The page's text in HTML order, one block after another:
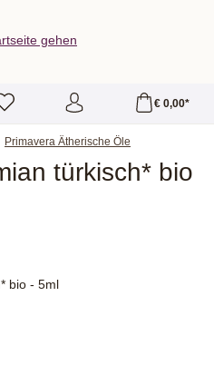
€ 0,00*
Primavera Ätherische Öle
türkisch* bio